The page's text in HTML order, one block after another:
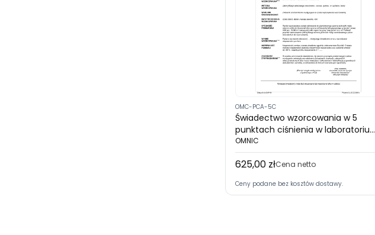
OMC-PCA-5C
Świadectwo wzorcowania w 5
punktach ciśnienia w laboratorium
z akredytacją PCA (zakres 50 ÷
5000 mbar)
OMNIC
Cena
625,00 złCena netto
Ceny podane bez kosztów dostawy.